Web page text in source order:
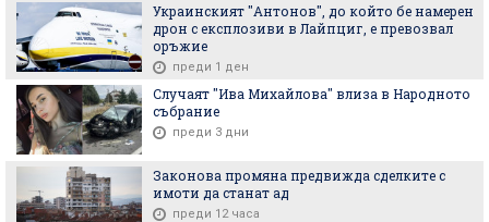
Украинският "Антонов", до който бе намерен
дрон с експлозиви в Лайпциг, е превозвал
оръжие
преди 1 ден
Случаят "Ива Михайлова" влиза в Народното
събрание
преди 3 дни
Законова промяна предвижда сделките с
имоти да станат ад
преди 12 часа